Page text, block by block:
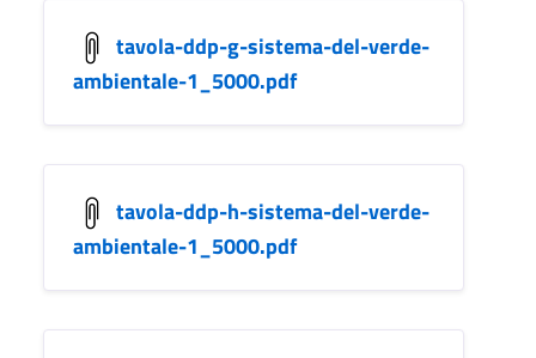
tavola-ddp-g-sistema-del-verde-
ambientale-1_5000.pdf
tavola-ddp-h-sistema-del-verde-
ambientale-1_5000.pdf